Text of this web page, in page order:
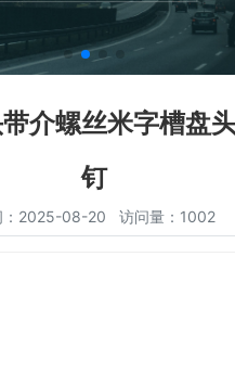
介螺丝米字槽盘
钉
：2025-08-20 访问量：1002